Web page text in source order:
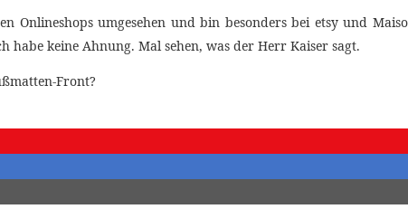
Onlineshops umgesehen und bin besonders bei etsy und
habe keine Ahnung. Mal sehen, was der Herr Kaiser sagt.
Front?